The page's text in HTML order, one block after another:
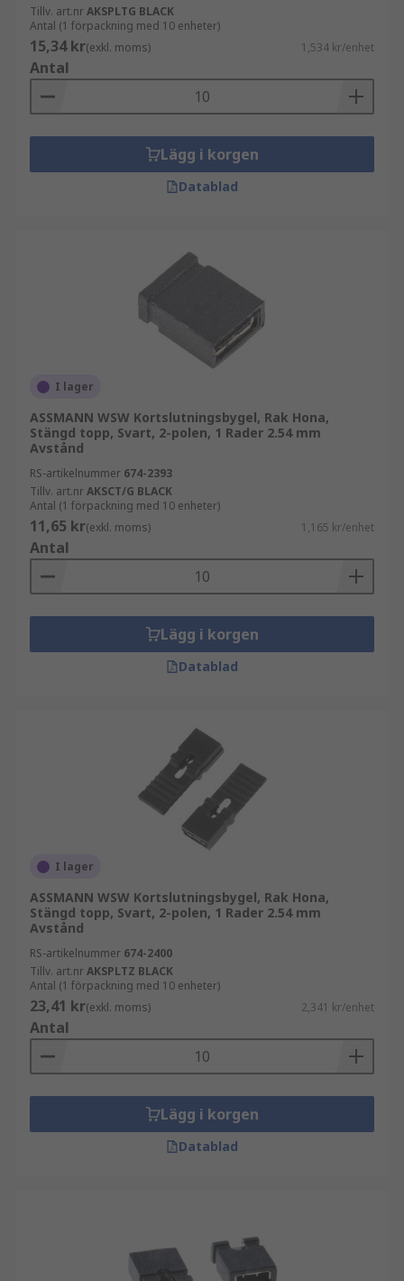
Tillv. art.nrAKSPLTG BLACK
Antal (1 förpackning med 10 enheter)
15,34 kr(exkl. moms) 1,534 kr/enhet
Antal
Lägg i korgen
Datablad
I lager
ASSMANN WSW Kortslutningsbygel, Rak Hona,
Stängd topp, Svart, 2-polen, 1 Rader 2.54 mm
Avstånd
RS-artikelnummer 674-2393
Tillv. art.nrAKSCT/G BLACK
Antal (1 förpackning med 10 enheter)
11,65 kr(exkl. moms) 1,165 kr/enhet
Antal
Lägg i korgen
Datablad
I lager
ASSMANN WSW Kortslutningsbygel, Rak Hona,
Stängd topp, Svart, 2-polen, 1 Rader 2.54 mm
Avstånd
RS-artikelnummer 674-2400
Tillv. art.nrAKSPLTZ BLACK
Antal (1 förpackning med 10 enheter)
23,41 kr(exkl. moms) 2,341 kr/enhet
Antal
Lägg i korgen
Datablad